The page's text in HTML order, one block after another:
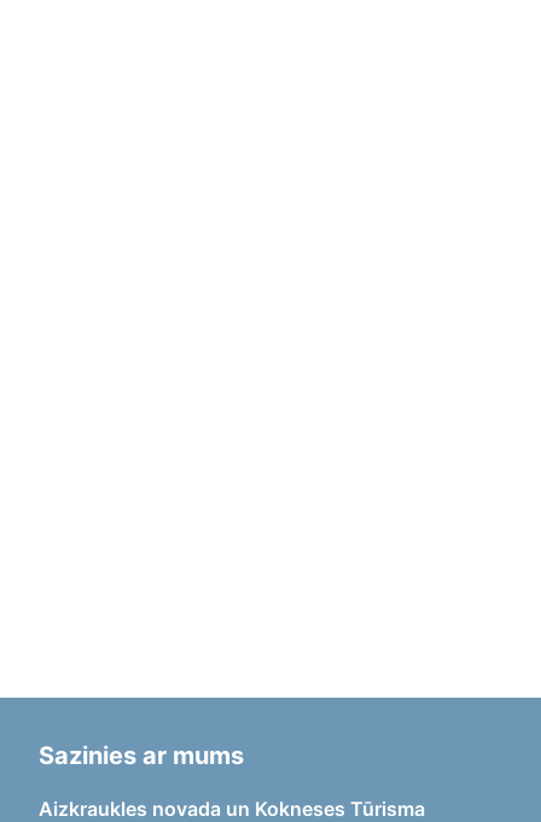
Sazinies ar mums
Aizkraukles novada un Kokneses Tūrisma